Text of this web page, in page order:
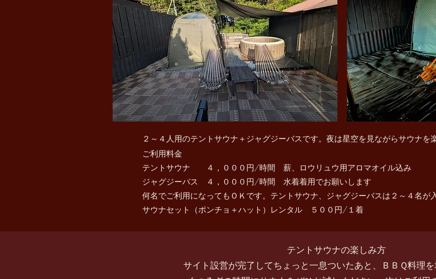
２～４人用のテントサウナ＋ジャグジーバスです。夜は星空を見ながらサウナを
ご利用料金
テントサウナ ４，０００円/時間 薪、ロウリュウ用アロマオイル込み
ジャグジーバス ４，０００円/時間 水着着用でお願いします
何名でご利用になってもＯＫです。テントサウナ、ジャグジーバスは２～４名が
サウナセット（ポンチョ＋ハット）レンタル ５００円/１着
テントサウナの楽しみ方
サイト設営が完了してちょっと一息ついたあと、ＢＢＱ料理